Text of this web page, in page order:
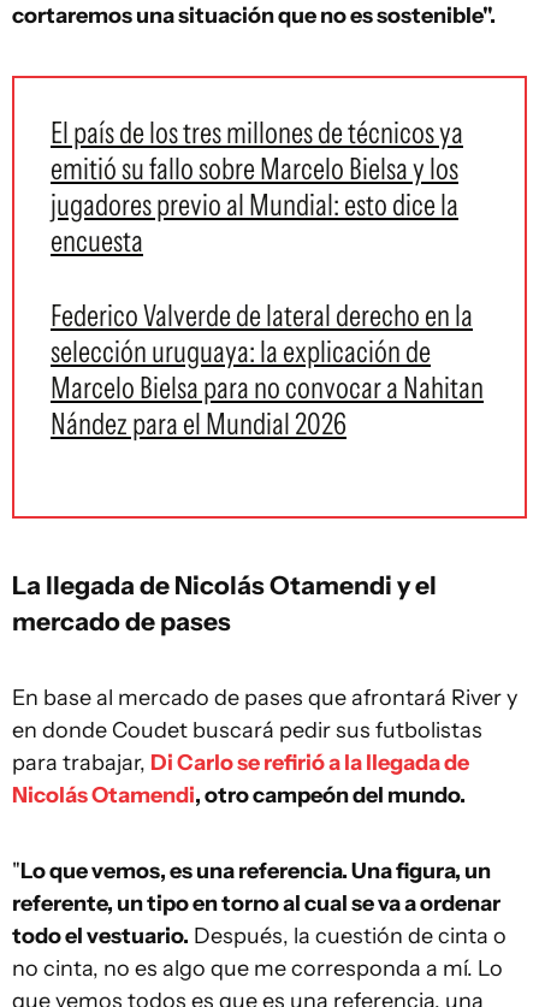
cortaremos una situación que no es sostenible".
El país de los tres millones de técnicos ya
emitió su fallo sobre Marcelo Bielsa y los
jugadores previo al Mundial: esto dice la
encuesta
Federico Valverde de lateral derecho en la
selección uruguaya: la explicación de
Marcelo Bielsa para no convocar a Nahitan
Nández para el Mundial 2026
La llegada de Nicolás Otamendi y el
mercado de pases
En base al mercado de pases que afrontará River y
en donde Coudet buscará pedir sus futbolistas
para trabajar, Di Carlo se refirió a la llegada de
Nicolás Otamendi, otro campeón del mundo.
"Lo que vemos, es una referencia. Una figura, un
referente, un tipo en torno al cual se va a ordenar
todo el vestuario. Después, la cuestión de cinta o
no cinta, no es algo que me corresponda a mí. Lo
que vemos todos es que es una referencia, una